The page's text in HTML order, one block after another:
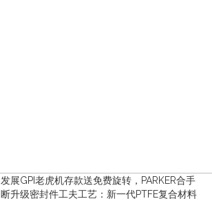
展GPI老虎机存款送免费旋转，PARKER合手
升级密封件工夫工艺：新一代PTFE复合材料